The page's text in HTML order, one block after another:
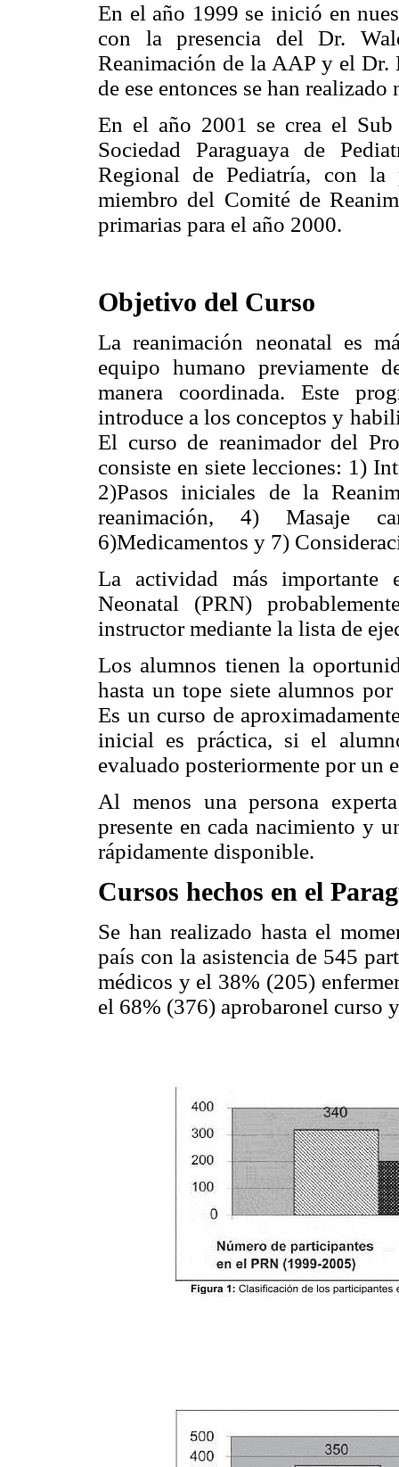
En el año 1999 se inició en
con la presencia del Dr.
Reanimación de la AAP y el
de ese entonces se han
En el año 2001 se crea el
Sociedad Paraguaya de
Regional de Pediatría, con la
miembro del Comité de
primarias para el año 2000.
Objetivo del Curso
La reanimación neonatal es
equipo humano previamente
manera coordinada. Este
introduce a los conceptos y
El curso de reanimador del
consiste en siete lecciones: 1)
2)Pasos iniciales de la
reanimación, 4) Masaje
6)Medicamentos y 7)
La actividad más importante
Neonatal (PRN)
instructor mediante la lista de
Los alumnos tienen la
hasta un tope siete alumnos
Es un curso de
inicial es práctica, si el
evaluado posteriormente por un
Al menos una persona
presente en cada nacimiento y
rápidamente disponible.
Cursos hechos en el
Se han realizado hasta el
país con la asistencia de 545
médicos y el 38% (205)
el 68% (376) aprobaronel curso